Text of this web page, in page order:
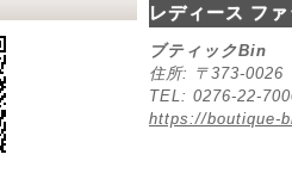
レディース フ
ブティックBin
住所: 〒373-
TEL: 0276-22-
https://boutique-